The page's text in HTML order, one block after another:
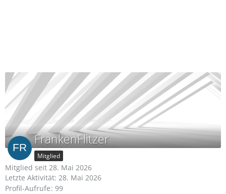
FrankenFlitzer
Mitglied
Mitglied seit 28. Mai 2026
Letzte Aktivität: 28. Mai 2026
Profil-Aufrufe 99